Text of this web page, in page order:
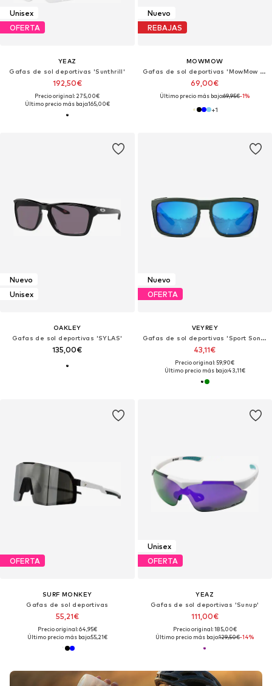
Unisex
OFERTA
YEAZ
Gafas de sol deportivas 'Sunthrill'
192,50€
Precio original: 275,00€
Último precio más bajo:165,00€
Nuevo
REBAJAS
MOWMOW
Gafas de sol deportivas 'MowMow Titan Sunglasses - Sports Glasses - Cycling Glasses - Men - Women'
69,00€
Último precio más bajo:69,95€-1%
+1
Nuevo
Unisex
OAKLEY
Gafas de sol deportivas 'SYLAS'
135,00€
Nuevo
OFERTA
VEYREY
Gafas de sol deportivas 'Sport Sonnenbrille'
43,11€
Precio original: 59,90€
Último precio más bajo:43,11€
OFERTA
SURF MONKEY
Gafas de sol deportivas
55,21€
Precio original: 64,95€
Último precio más bajo:55,21€
Unisex
OFERTA
YEAZ
Gafas de sol deportivas 'Sunup'
111,00€
Precio original: 185,00€
Último precio más bajo:129,50€-14%